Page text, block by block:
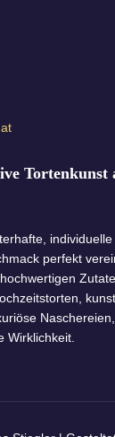
Tortenkunst
individuelle
perfekt
Wirklichkeit.